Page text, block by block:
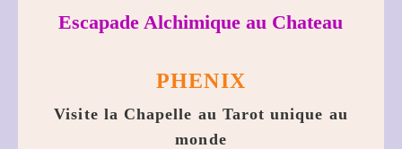
Escapade Alchimique au Chateau
PHENIX
Visite la Chapelle au Tarot unique au
monde